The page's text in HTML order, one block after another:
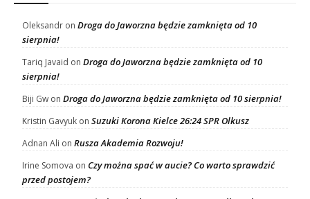
Oleksandr on Droga do Jaworzna będzie zamknięta od 10
sierpnia!
Tariq Javaid on Droga do Jaworzna będzie zamknięta od 10
sierpnia!
Biji Gw on Droga do Jaworzna będzie zamknięta od 10 sierpnia!
Kristin Gavyuk on Suzuki Korona Kielce 26:24 SPR Olkusz
Adnan Ali on Rusza Akademia Rozwoju!
Irine Somova on Czy można spać w aucie? Co warto sprawdzić
przed postojem?